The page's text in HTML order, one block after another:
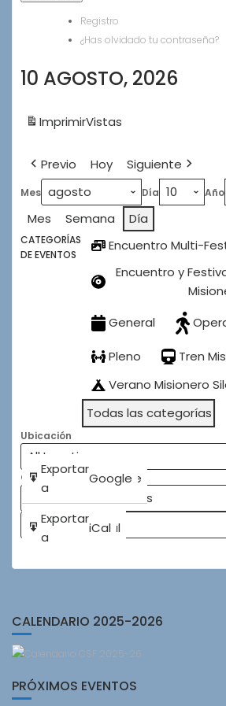
Registro
¿Has olvidado tu contraseña?
10 AGOSTO, 2026
ImprimirVistas
Previo Hoy Siguiente
Mes Día Año
Mes Semana Día
CATEGORÍAS
DE EVENTOS
Encuentro Multi-
Encuentro y
General
Pleno
Tren
Verano Misionero
Todas las categorías
Subscribe
in
Google
Subscribe
in
iCal
Exportar
a
Google
Exportar
a
iCal
Ubicación
Categorías
Buscar
CALENDARIO 2025-2026
PRÓXIMOS EVENTOS